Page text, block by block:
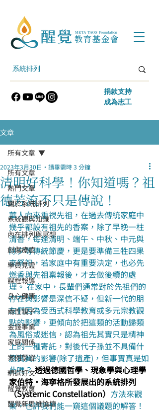
​捐款支持
​成為志工
文章
所有文章
熱門文章
關於系統排列
系統觀與知識
內在排列與冥想
創傷療癒
學員見證
課程報導
身心健康
兩性親子
金錢事業
家庭關係
案例學習
精選好文
醒覺教育
醒覺新思維論壇
所有文章
清明好科學！你知道嗎？祖
德芳流不只是傳說！
2023年3月30日 讀畢需時 3 分鐘
華人向來重視先祖，在過去傳統家庭中
幾乎都設有祖先的香案，除了早晚一柱
清香，每逢清明、端午、中秋、中元與
除夕等傳統節慶，更是要準備三牲四果
來祭祀，若家庭中有重要決定，也必先
燃香與先祖稟報後，才去做後續的處
理。 在家中，長輩們通常對於先祖們的
存在與影響是深信不疑，但新一代的朋
友們因為受西式科學教育或多元宗教觀
點的影響，更傾向於把這類的活動歸類
為風俗或迷信，認為祖先其實只是精神
上的一種寄託，對後代子孫並不具備什
麼實質的影響(除了遺產)，但事實真是如
此嗎？透過德國哲學、現象學與心理學
家伯特·海寧格所發展出的系統排列
（Systemic Constellation） 方法來觀
察，也許我們能一窺這個議題的解答！